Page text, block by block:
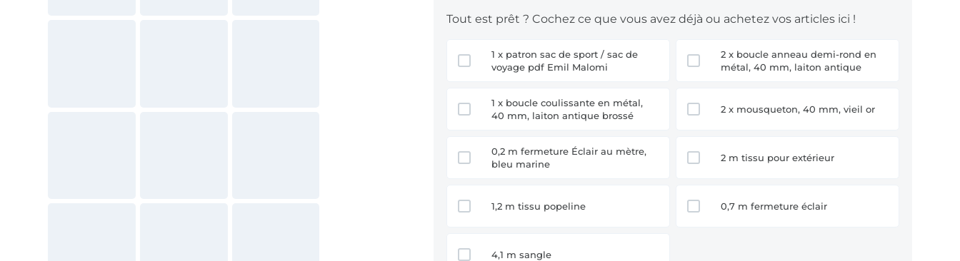
Développement du modèle et patron :
© Laura Wilhelm Textildesign
Patron protégé par le droit d’auteur. Uniquement pour un usage privé, non
commercial.
Tout est prêt ? Cochez ce que vous avez déjà ou achetez vos articles ici !
1 x patron sac de sport / sac de
voyage pdf Emil Malomi
2 x boucle anneau demi-rond en
métal, 40 mm, laiton antique
1 x boucle coulissante en métal,
40 mm, laiton antique brossé
2 x mousqueton, 40 mm, vieil or
0,2 m fermeture Éclair au mètre,
bleu marine
2 m tissu pour extérieur
1,2 m tissu popeline 0,7 m fermeture éclair
4,1 m sangle